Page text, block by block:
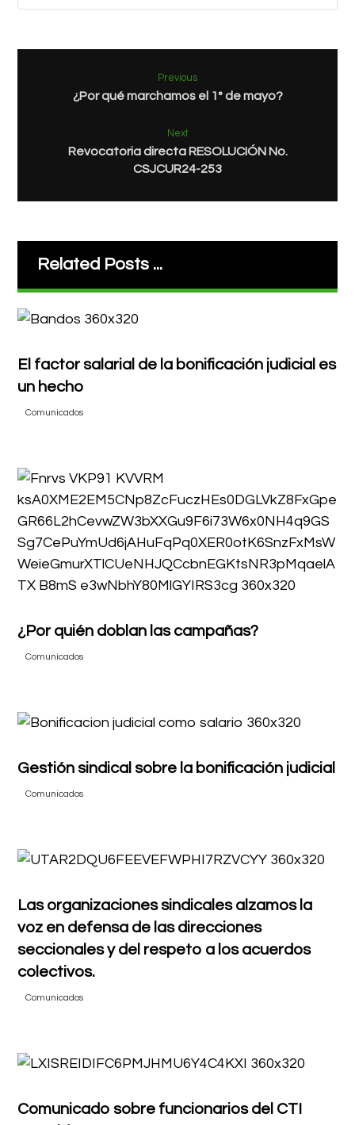
Previous
¿Por qué marchamos el 1° de mayo?
Next
Revocatoria directa RESOLUCIÓN No.
CSJCUR24-253
Related Posts ...
El factor salarial de la bonificación judicial es
un hecho
Comunicados
¿Por quién doblan las campañas?
Comunicados
Gestión sindical sobre la bonificación judicial
Comunicados
Las organizaciones sindicales alzamos la
voz en defensa de las direcciones
seccionales y del respeto a los acuerdos
colectivos.
Comunicados
Comunicado sobre funcionarios del CTI